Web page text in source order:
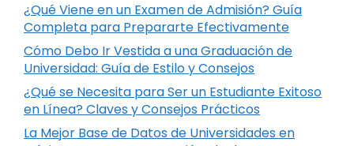
¿Qué Viene en un Examen de Admisión? Guía
Completa para Prepararte Efectivamente
Cómo Debo Ir Vestida a una Graduación de
Universidad: Guía de Estilo y Consejos
¿Qué se Necesita para Ser un Estudiante Exitoso
en Línea? Claves y Consejos Prácticos
La Mejor Base de Datos de Universidades en